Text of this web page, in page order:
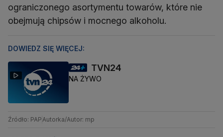
ograniczonego asortymentu towarów, które nie
obejmują chipsów i mocnego alkoholu.
DOWIEDZ SIĘ WIĘCEJ:
TVN24
NA ŻYWO
Źródło: PAPAutorka/Autor: mp